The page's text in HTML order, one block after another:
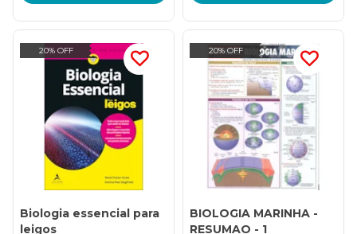
20% OFF
Biologia essencial para
leigos
20% OFF
BIOLOGIA MARINHA -
RESUMAO - 1